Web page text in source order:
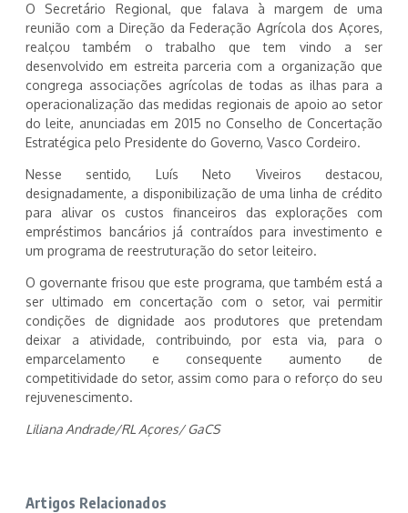
O Secretário Regional, que falava à margem de uma
reunião com a Direção da Federação Agrícola dos Açores,
realçou também o trabalho que tem vindo a ser
desenvolvido em estreita parceria com a organização que
congrega associações agrícolas de todas as ilhas para a
operacionalização das medidas regionais de apoio ao setor
do leite, anunciadas em 2015 no Conselho de Concertação
Estratégica pelo Presidente do Governo, Vasco Cordeiro.
Nesse sentido, Luís Neto Viveiros destacou,
designadamente, a disponibilização de uma linha de crédito
para alivar os custos financeiros das explorações com
empréstimos bancários já contraídos para investimento e
um programa de reestruturação do setor leiteiro.
O governante frisou que este programa, que também está a
ser ultimado em concertação com o setor, vai permitir
condições de dignidade aos produtores que pretendam
deixar a atividade, contribuindo, por esta via, para o
emparcelamento e consequente aumento de
competitividade do setor, assim como para o reforço do seu
rejuvenescimento.
Liliana Andrade/RL Açores/ GaCS
Artigos Relacionados